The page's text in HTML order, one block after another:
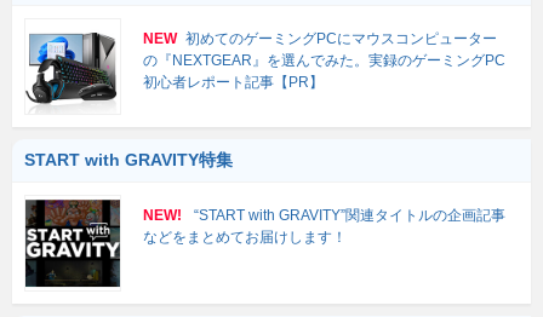
NEW 初めてのゲーミングPCにマウスコンピューター
の『NEXTGEAR』を選んでみた。実録のゲーミングPC
初心者レポート記事【PR】
START with GRAVITY特集
NEW!
“START with GRAVITY”関連タイトルの企画記事
などをまとめてお届けします！